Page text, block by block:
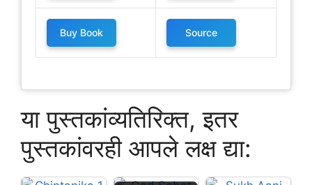
Buy Book Source
या पुस्तकांव्यतिरिक्त, इतर
पुस्तकांवरही आपले लक्ष द्या: